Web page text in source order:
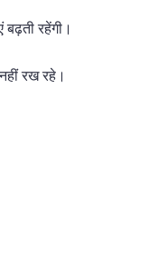
बढ़ती रहेंगी।
रख रहे।